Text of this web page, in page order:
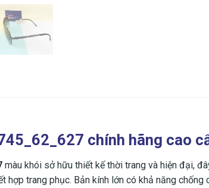
chính hãng cao
màu khói sở hữu thiết kế thời trang và hiện đại,
hợp trang phục. Bản kính lớn có khả năng